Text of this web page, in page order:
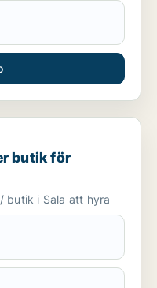
uthyrning i Sala
butik för
butik i Sala att hyra